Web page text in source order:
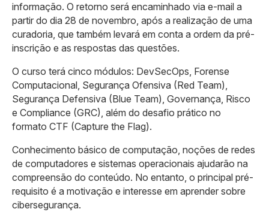
informação. O retorno será encaminhado via e-mail a
partir do dia 28 de novembro, após a realização de uma
curadoria, que também levará em conta a ordem da pré-
inscrição e as respostas das questões.
O curso terá cinco módulos: DevSecOps, Forense
Computacional, Segurança Ofensiva (Red Team),
Segurança Defensiva (Blue Team), Governança, Risco
e Compliance (GRC), além do desafio prático no
formato CTF (Capture the Flag).
Conhecimento básico de computação, noções de redes
de computadores e sistemas operacionais ajudarão na
compreensão do conteúdo. No entanto, o principal pré-
requisito é a motivação e interesse em aprender sobre
cibersegurança.